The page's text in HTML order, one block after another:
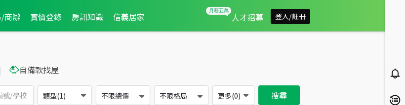
商辦 實價登錄 房訊知識 信義居家 人才招募 登入/註冊
| 自備款找屋
類型(1) 不限總價 不限格局 更多(0) 搜尋